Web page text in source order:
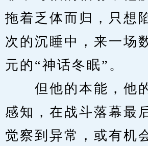
拖着乏体而归，只想
次的沉睡中，来一场
元的“神话冬眠”。
但他的本能，他的
感知，在战斗落幕最
觉察到异常，或有机